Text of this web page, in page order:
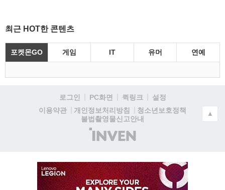
최근 HOT한 콘텐츠
포켓몬GO 게임 IT 유머 연예
로그인 PC화면 퀵링크
설정
이용약관
개인정보처리방침
청소년보호정책
불법촬영물신고안내
(주)
인
▲